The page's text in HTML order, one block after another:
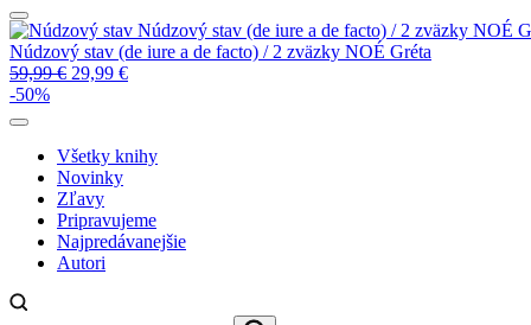
Núdzový stav (de iure a de facto) / 2 zväzky NOÉ
Núdzový stav (de iure a de facto) / 2 zväzky NOÉ Gréta
59,99€ 29,99 €
-50%
Všetky knihy
Novinky
Zľavy
Pripravujeme
Najpredávanejšie
Autori